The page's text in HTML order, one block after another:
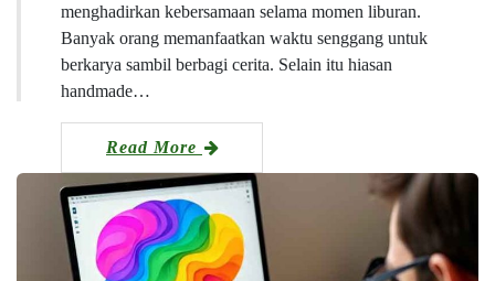
menghadirkan kebersamaan selama momen liburan.
Banyak orang memanfaatkan waktu senggang untuk
berkarya sambil berbagi cerita. Selain itu hiasan
handmade…
Read More